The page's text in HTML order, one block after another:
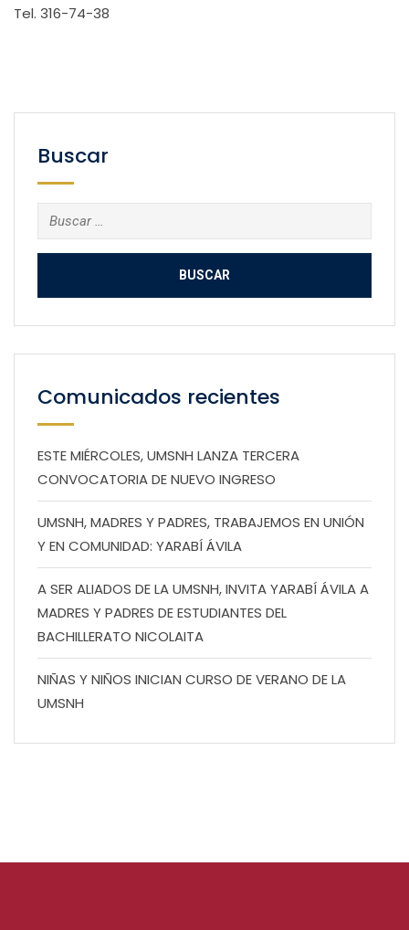
Tel. 316-74-38
Buscar
Buscar:
Comunicados recientes
ESTE MIÉRCOLES, UMSNH LANZA TERCERA
CONVOCATORIA DE NUEVO INGRESO
UMSNH, MADRES Y PADRES, TRABAJEMOS EN UNIÓN
Y EN COMUNIDAD: YARABÍ ÁVILA
A SER ALIADOS DE LA UMSNH, INVITA YARABÍ ÁVILA A
MADRES Y PADRES DE ESTUDIANTES DEL
BACHILLERATO NICOLAITA
NIÑAS Y NIÑOS INICIAN CURSO DE VERANO DE LA
UMSNH